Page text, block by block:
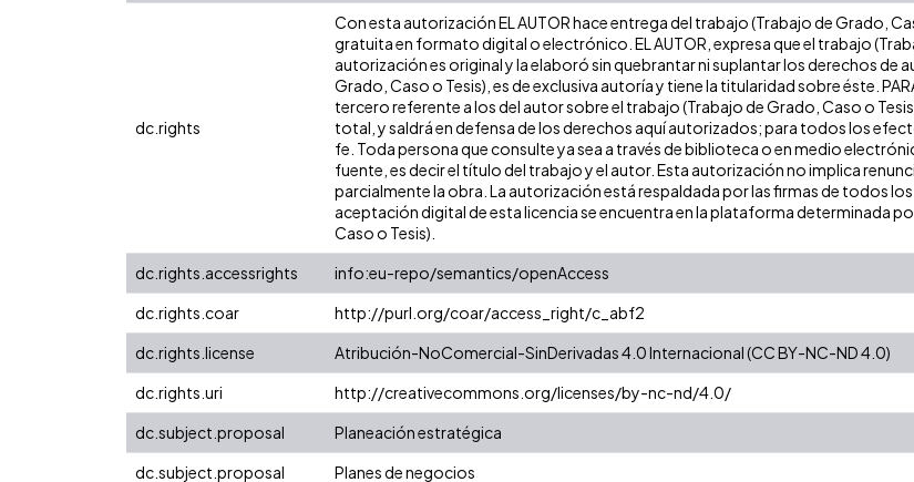
dc.rights
Con esta autorización EL AUTOR hace entrega del trabajo (Trabajo de Grado,
gratuita en formato digital o electrónico. EL AUTOR, expresa que el trabajo
autorización es original y la elaboró sin quebrantar ni suplantar los derechos de
Grado, Caso o Tesis), es de exclusiva autoría y tiene la titularidad sobre éste.
tercero referente a los del autor sobre el trabajo (Trabajo de Grado, Caso o
total, y saldrá en defensa de los derechos aquí autorizados; para todos los
fe. Toda persona que consulte ya sea a través de biblioteca o en medio
fuente, es decir el título del trabajo y el autor. Esta autorización no implica
parcialmente la obra. La autorización está respaldada por las firmas de todos
aceptación digital de esta licencia se encuentra en la plataforma determinada
Caso o Tesis).
dc.rights.accessrights
info:eu-repo/semantics/openAccess
dc.rights.coar
http://purl.org/coar/access_right/c_abf2
dc.rights.license
Atribución-NoComercial-SinDerivadas 4.0 Internacional (CC BY-NC-ND 4.0)
dc.rights.uri
http://creativecommons.org/licenses/by-nc-nd/4.0/
dc.subject.proposal
Planeación estratégica
dc.subject.proposal
Planes de negocios